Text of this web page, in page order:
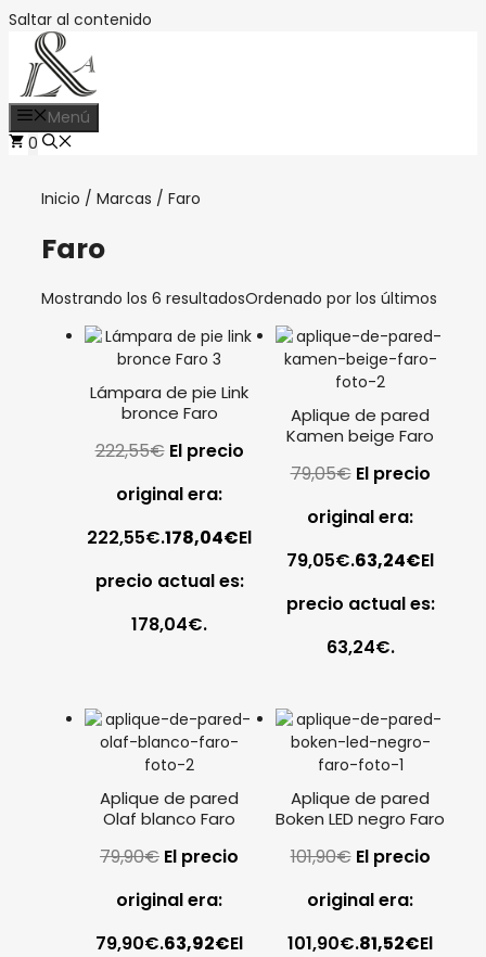
Saltar al contenido
Menú
0
Inicio / Marcas / Faro
Faro
Mostrando los 6 resultadosOrdenado por los últimos
Lámpara de pie Link
bronce Faro
222,55€ El precio
original era:
222,55€.178,04€El
precio actual es:
178,04€.
Aplique de pared
Kamen beige Faro
79,05€ El precio
original era:
79,05€.63,24€El
precio actual es:
63,24€.
Aplique de pared
Olaf blanco Faro
79,90€ El precio
original era:
79,90€.63,92€El
Aplique de pared
Boken LED negro Faro
101,90€ El precio
original era:
101,90€.81,52€El